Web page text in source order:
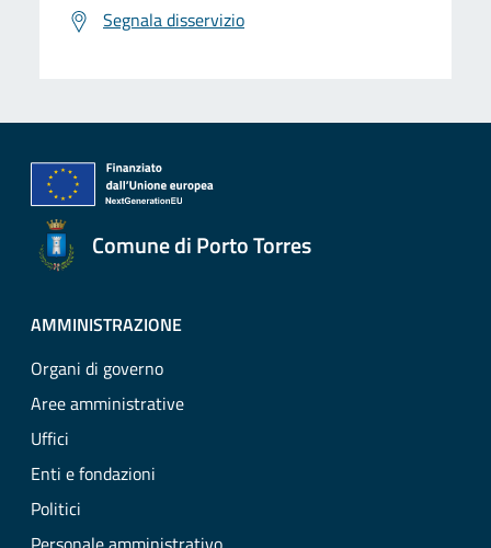
Segnala disservizio
Comune di Porto Torres
AMMINISTRAZIONE
Organi di governo
Aree amministrative
Uffici
Enti e fondazioni
Politici